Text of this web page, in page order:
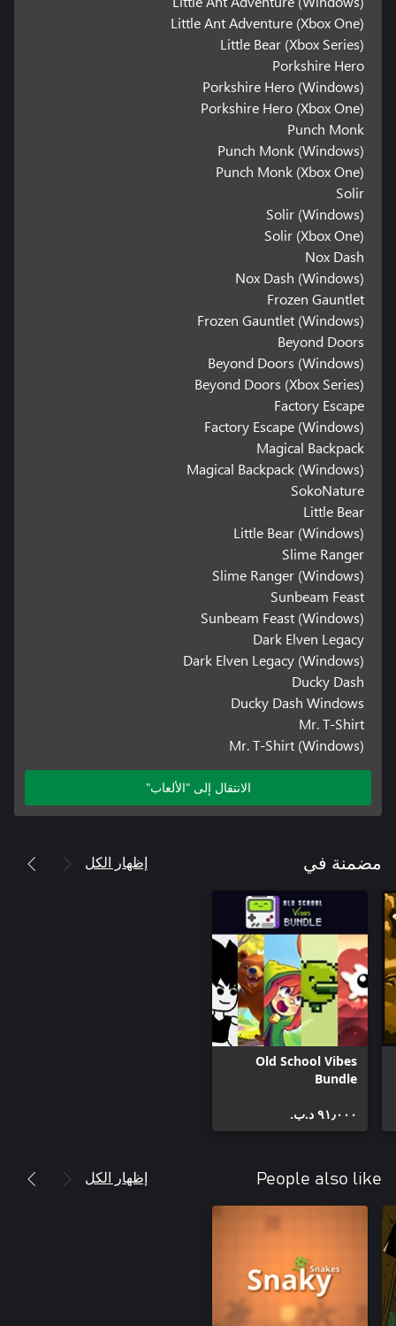
Little Ant Adventure (Xbox One)
Little Bear (Xbox Series)
Porkshire Hero
Porkshire Hero (Windows)
Porkshire Hero (Xbox One)
Punch Monk
Punch Monk (Windows)
Punch Monk (Xbox One)
Solir
Solir (Windows)
Solir (Xbox One)
Nox Dash
Nox Dash (Windows)
Frozen Gauntlet
Frozen Gauntlet (Windows)
Beyond Doors
Beyond Doors (Windows)
Beyond Doors (Xbox Series)
Factory Escape
Factory Escape (Windows)
Magical Backpack
Magical Backpack (Windows)
SokoNature
Little Bear
Little Bear (Windows)
Slime Ranger
Slime Ranger (Windows)
Sunbeam Feast
Sunbeam Feast (Windows)
Dark Elven Legacy
Dark Elven Legacy (Windows)
Ducky Dash
Ducky Dash Windows
Mr. T-Shirt
Mr. T-Shirt (Windows)
الانتقال إلى "الألعاب"
مضمنة في إظهار الكل
Old School Vibes
Bundle
٩١٫٠٠٠ د.ب.‏
People also like إظهار الكل